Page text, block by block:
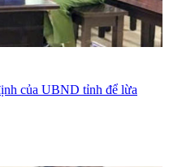
của UBND tỉnh để lừa